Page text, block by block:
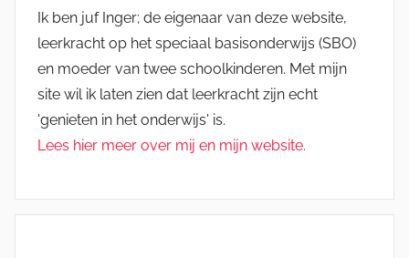
Ik ben juf Inger; de eigenaar van deze website,
leerkracht op het speciaal basisonderwijs (SBO)
en moeder van twee schoolkinderen. Met mijn
site wil ik laten zien dat leerkracht zijn echt
'genieten in het onderwijs' is.
Lees hier meer over mij en mijn website.